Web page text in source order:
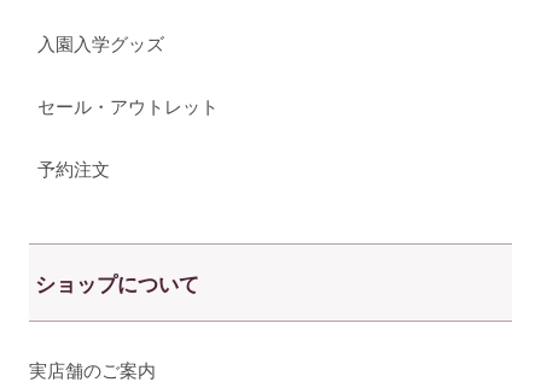
入園入学グッズ
セール・アウトレット
予約注文
ショップについて
実店舗のご案内